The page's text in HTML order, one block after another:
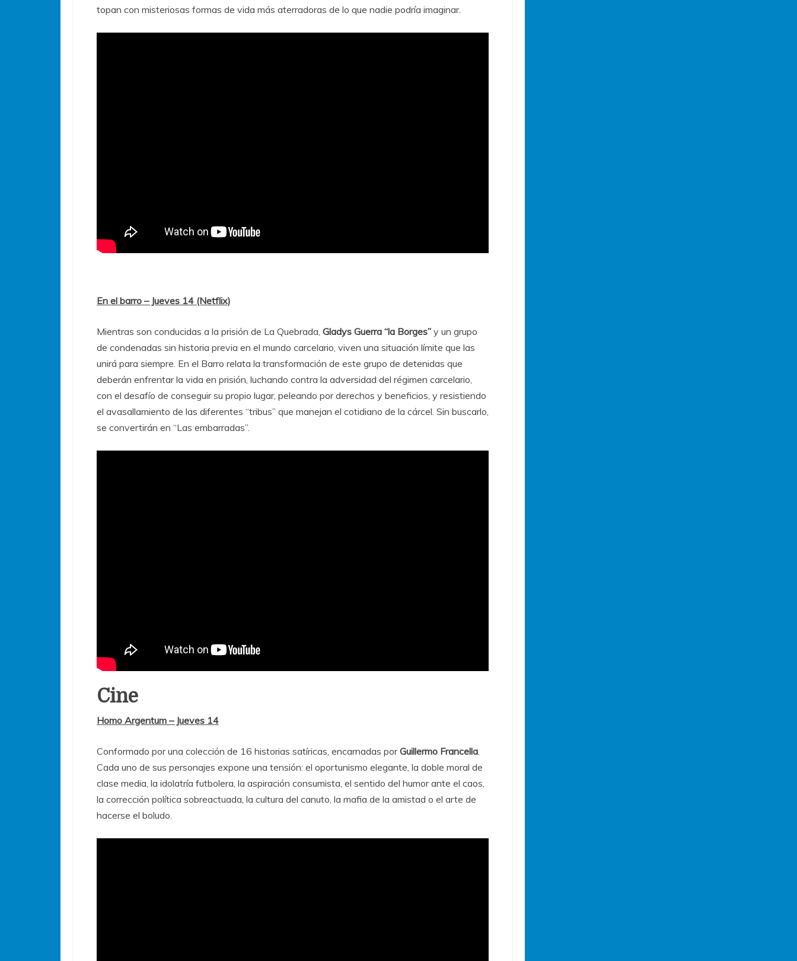
topan con misteriosas formas de vida más aterradoras de lo que nadie podría imaginar.
En el barro – Jueves 14 (Netflix)
Mientras son conducidas a la prisión de La Quebrada, Gladys Guerra “la Borges” y un grupo
de condenadas sin historia previa en el mundo carcelario, viven una situación límite que las
unirá para siempre. En el Barro relata la transformación de este grupo de detenidas que
deberán enfrentar la vida en prisión, luchando contra la adversidad del régimen carcelario,
con el desafío de conseguir su propio lugar, peleando por derechos y beneficios, y resistiendo
el avasallamiento de las diferentes “tribus” que manejan el cotidiano de la cárcel. Sin buscarlo,
se convertirán en “Las embarradas”.
Cine
Homo Argentum – Jueves 14
Conformado por una colección de 16 historias satíricas, encarnadas porGuillermo Francella.
Cada uno de sus personajes expone una tensión: el oportunismo elegante, la doble moral de
clase media, la idolatría futbolera, la aspiración consumista, el sentido del humor ante el caos,
la corrección política sobreactuada, la cultura del canuto, la mafia de la amistad o el arte de
hacerse el boludo.